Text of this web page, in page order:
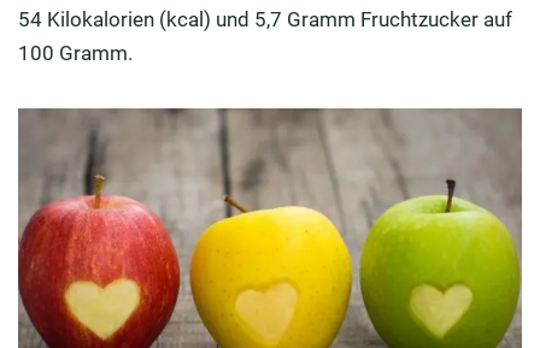
54 Kilokalorien (kcal) und 5,7 Gramm Fruchtzucker auf
100 Gramm.